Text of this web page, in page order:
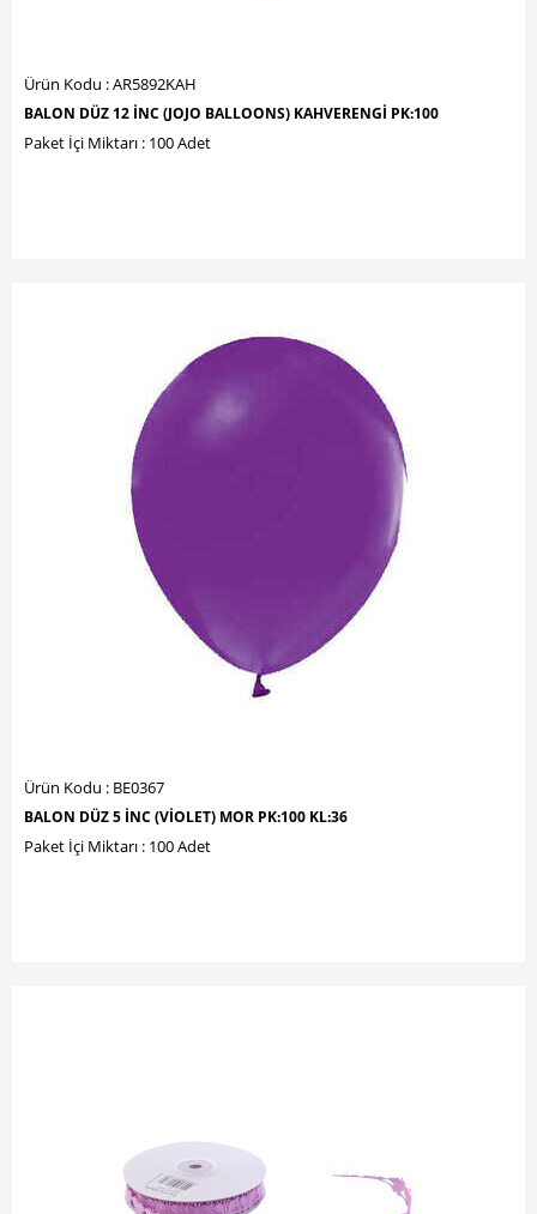
Ürün Kodu : AR5892KAH
BALON DÜZ 12 İNC (JOJO BALLOONS) KAHVERENGİ PK:100
Paket İçi Miktarı : 100 Adet
Ürün Kodu : BE0367
BALON DÜZ 5 İNC (VİOLET) MOR PK:100 KL:36
Paket İçi Miktarı : 100 Adet